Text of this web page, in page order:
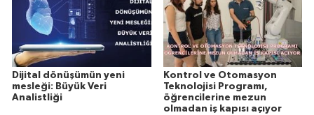
Dijital dönüşümün yeni
mesleği: Büyük Veri
Analistliği
Kontrol ve Otomasyon
Teknolojisi Programı,
öğrencilerine mezun
olmadan iş kapısı açıyor